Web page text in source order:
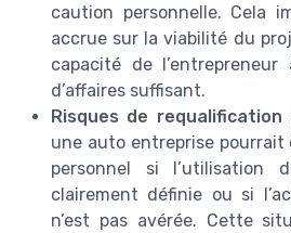
caution personnelle. Cela
accrue sur la viabilité du
capacité de
d’affaires suffisant.
Risques de requalification
une auto entreprise
personnel si l’utilisation
clairement définie ou si
n’est pas avérée. Cette